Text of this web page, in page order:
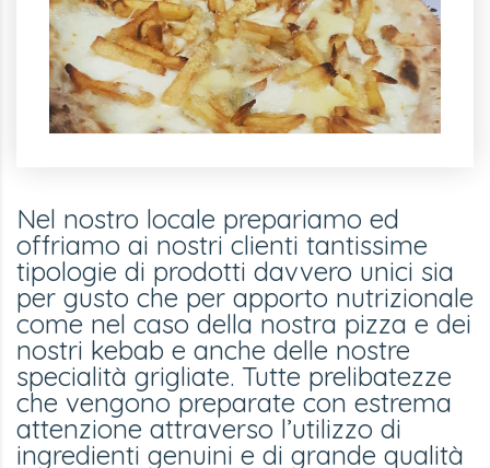
Nel nostro locale prepariamo ed
offriamo ai nostri clienti tantissime
tipologie di prodotti davvero unici sia
per gusto che per apporto nutrizionale
come nel caso della nostra pizza e dei
nostri kebab e anche delle nostre
specialità grigliate. Tutte prelibatezze
che vengono preparate con estrema
attenzione attraverso l’utilizzo di
ingredienti genuini e di grande qualità